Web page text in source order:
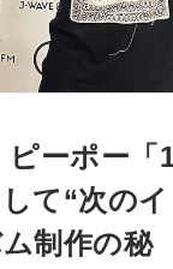
ーポー「
て“次のイ
制作の秘